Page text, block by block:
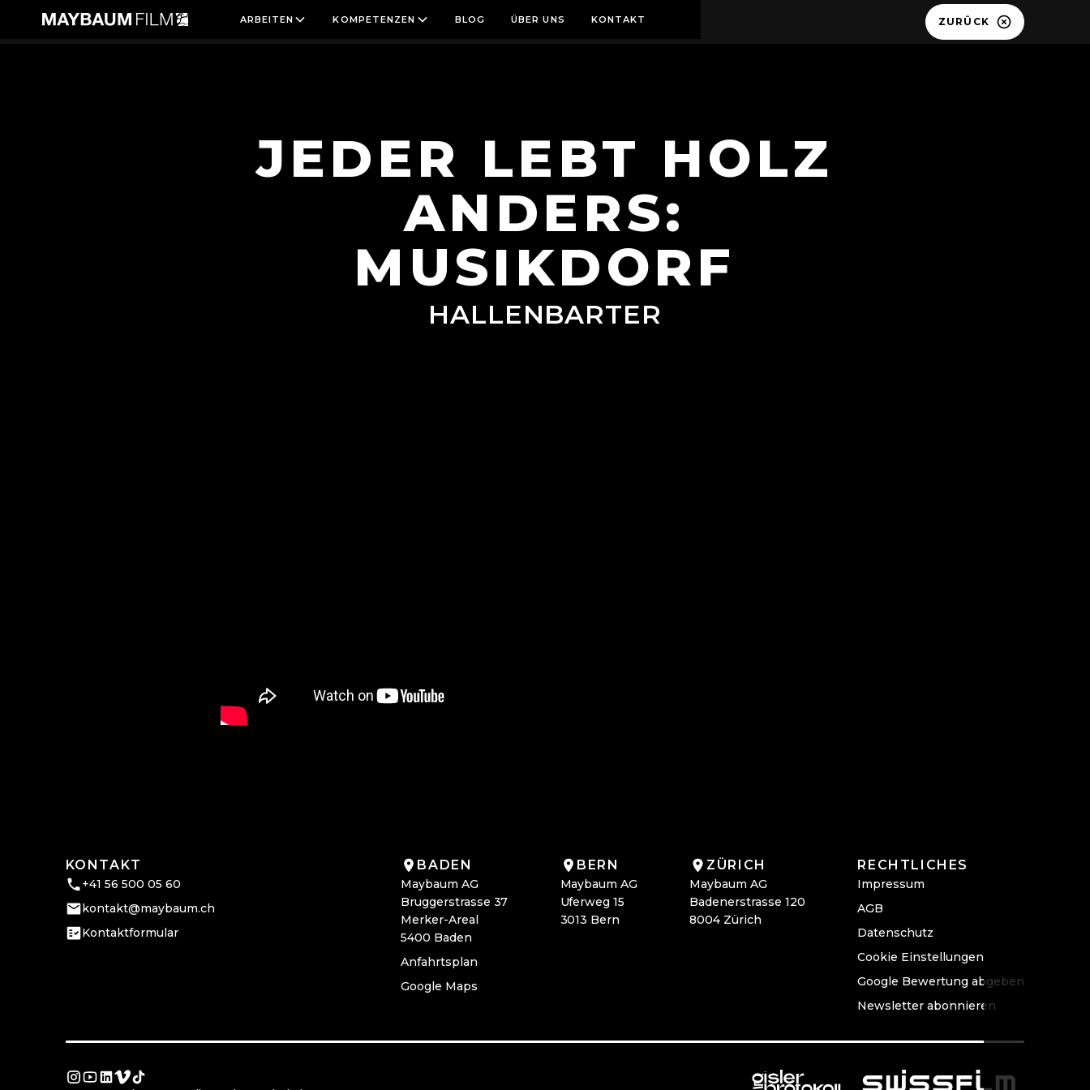
ARBEITEN KOMPETENZEN BLOG ÜBER UNS KONTAKT
KATEGORIE: PORTRÄT ZURÜCK
JEDER LEBT HOLZ
ANDERS:
MUSIKDORF
HALLENBARTER
KONTAKT
+41 56 500 05 60
kontakt@maybaum.ch
Kontaktformular
BADEN
Maybaum AG
Bruggerstrasse 37
Merker-Areal
5400 Baden
Anfahrtsplan
Google Maps
BERN
Maybaum AG
Uferweg 15
3013 Bern
ZÜRICH
Maybaum AG
Badenerstrasse 120
8004 Zürich
RECHTLICHES
Impressum
AGB
Datenschutz
Cookie Einstellungen
Google Bewertung abgeben
Newsletter abonnieren